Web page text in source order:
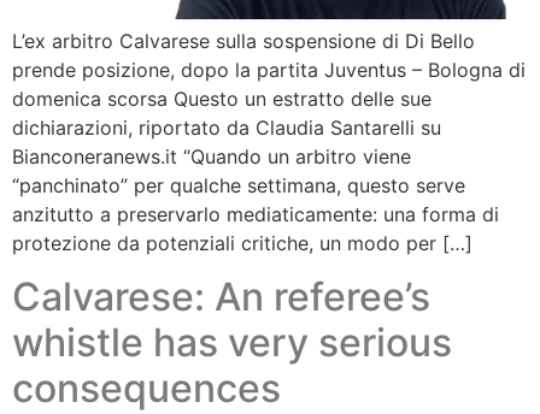
L’ex arbitro Calvarese sulla sospensione di Di Bello
prende posizione, dopo la partita Juventus – Bologna di
domenica scorsa Questo un estratto delle sue
dichiarazioni, riportato da Claudia Santarelli su
Bianconeranews.it “Quando un arbitro viene
“panchinato” per qualche settimana, questo serve
anzitutto a preservarlo mediaticamente: una forma di
protezione da potenziali critiche, un modo per […]
Calvarese: An referee’s
whistle has very serious
consequences